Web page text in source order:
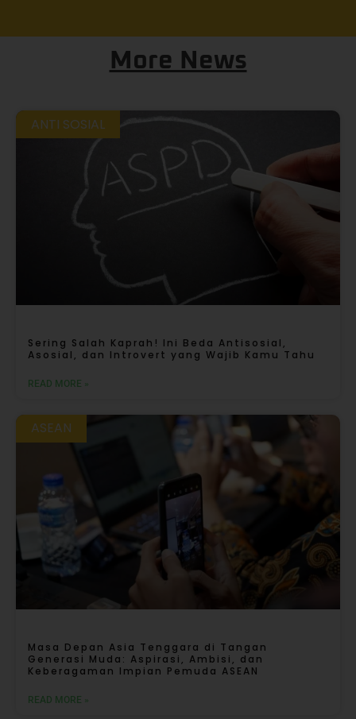
More News
ANTI SOSIAL
Sering Salah Kaprah! Ini Beda Antisosial,
Asosial, dan Introvert yang Wajib Kamu Tahu
READ MORE »
ASEAN
Masa Depan Asia Tenggara di Tangan
Generasi Muda: Aspirasi, Ambisi, dan
Keberagaman Impian Pemuda ASEAN
READ MORE »